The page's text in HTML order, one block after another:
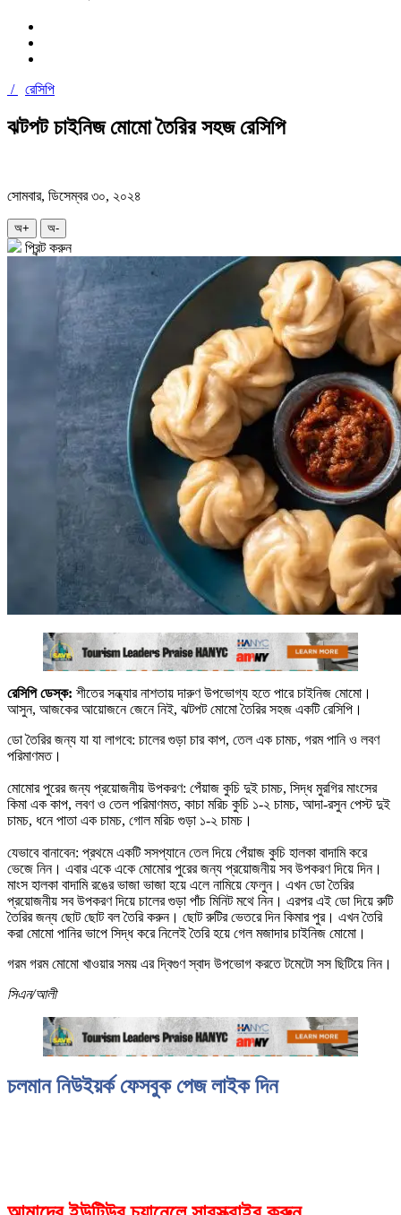
/ রেসিপি
ঝটপট চাইনিজ মোমো তৈরির সহজ রেসিপি
সোমবার, ডিসেম্বর ৩০, ২০২৪
অ+ অ-
প্রিন্ট করুন
রেসিপি ডেস্ক: শীতের সন্ধ্যার নাশতায় দারুণ উপভোগ্য হতে পারে চাইনিজ মোমো।
আসুন, আজকের আয়োজনে জেনে নিই, ঝটপট মোমো তৈরির সহজ একটি রেসিপি।
ডো তৈরির জন্য যা যা লাগবে: চালের গুড়া চার কাপ, তেল এক চামচ, গরম পানি ও লবণ
পরিমাণমত।
মোমোর পুরের জন্য প্রয়োজনীয় উপকরণ: পেঁয়াজ কুচি দুই চামচ, সিদ্ধ মুরগির মাংসের
কিমা এক কাপ, লবণ ও তেল পরিমাণমত, কাচা মরিচ কুচি ১-২ চামচ, আদা-রসুন পেস্ট দুই
চামচ, ধনে পাতা এক চামচ, গোল মরিচ গুড়া ১-২ চামচ।
যেভাবে বানাবেন: প্রথমে একটি সসপ্যানে তেল দিয়ে পেঁয়াজ কুচি হালকা বাদামি করে
ভেজে নিন। এবার একে একে মোমোর পুরের জন্য প্রয়োজনীয় সব উপকরণ দিয়ে দিন।
মাংস হালকা বাদামি রঙের ভাজা ভাজা হয়ে এলে নামিয়ে ফেলুন। এখন ডো তৈরির
প্রয়োজনীয় সব উপকরণ দিয়ে চালের গুড়া পাঁচ মিনিট মথে নিন। এরপর এই ডো দিয়ে রুটি
তৈরির জন্য ছোট ছোট বল তৈরি করুন। ছোট রুটির ভেতরে দিন কিমার পুর। এখন তৈরি
করা মোমো পানির ভাপে সিদ্ধ করে নিলেই তৈরি হয়ে গেল মজাদার চাইনিজ মোমো।
গরম গরম মোমো খাওয়ার সময় এর দ্বিগুণ স্বাদ উপভোগ করতে টমেটো সস ছিটিয়ে নিন।
সিএন/আলী
চলমান নিউইয়র্ক ফেসবুক পেজ লাইক দিন